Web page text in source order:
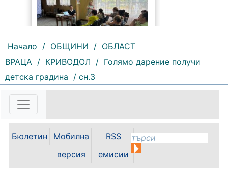
140 | 2026-08-05 09:37:40
Община Бяла Слатина
постави началото на поредица от
посветени на общественото
здраве и превенцията.
Инициативата има за цел да
предостави на жителите достъп
до актуална и полезна
информация по теми,...
Начало / ОБЩИНИ / ОБЛАСТ
ВРАЦА / КРИВОДОЛ / Голямо дарение получи
детска градина / сн.3
Бюлетин
Мобилна
версия
RSS
емисии